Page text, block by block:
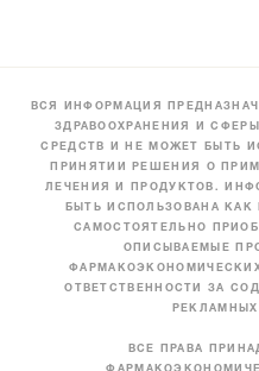
ВСЯ ИНФОРМАЦИЯ
ЗДРАВООХРАНЕНИЯ И
СРЕДСТВ И НЕ МОЖЕТ БЫТЬ
ПРИНЯТИИ РЕШЕНИЯ О
ЛЕЧЕНИЯ И ПРОДУКТОВ.
БЫТЬ ИСПОЛЬЗОВАНА
САМОСТОЯТЕЛЬНО
ОПИСЫВАЕМЫЕ
ОТВЕТСТВЕННОСТИ ЗА
ВСЕ ПРАВА